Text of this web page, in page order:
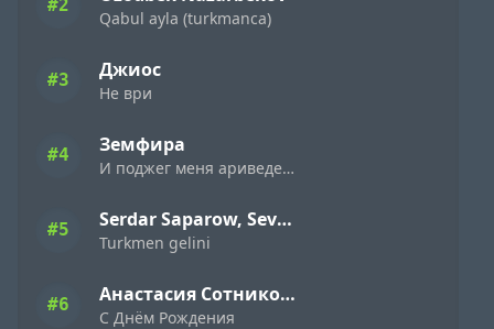
#2
Qabul ayla (turkmanca)
#3 Джиос
Не ври
#4 Земфира
И поджег меня ариведерчи
#5 Serdar Saparow, Sevap
Turkmen gelini
#6 Анастасия Сотникова
С Днём Рождения